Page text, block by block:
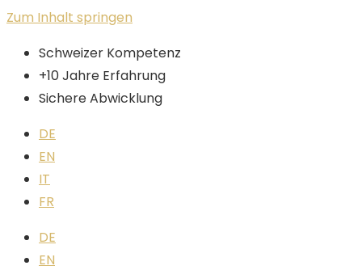
Zum Inhalt springen
Schweizer Kompetenz
+10 Jahre Erfahrung
Sichere Abwicklung
DE
EN
IT
FR
DE
EN